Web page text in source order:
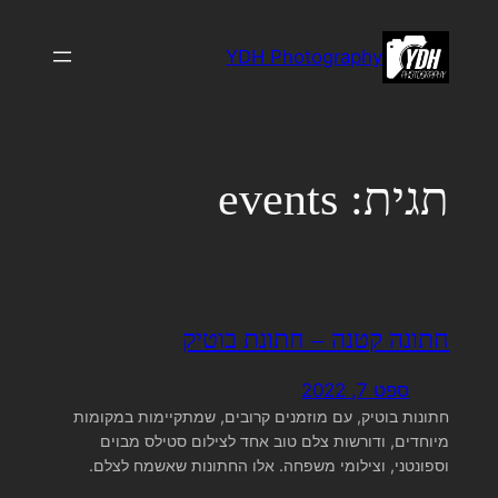
YDH Photography
תגית: events
חתונה קטנה – חתונת בוטיק
ספט 7, 2022
חתונות בוטיק, עם מוזמנים קרובים, שמתקיימות במקומות
מיוחדים, ודורשות צלם טוב אחד לצילום סטילס מבוים
וספונטני, וצילומי משפחה. אלו החתונות שאשמח לצלם.